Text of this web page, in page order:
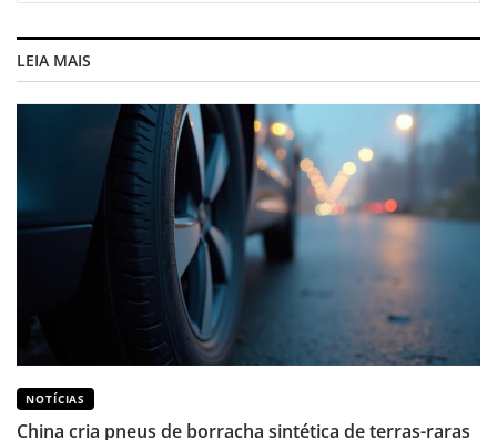
LEIA MAIS
NOTÍCIAS
China cria pneus de borracha sintética de terras-raras